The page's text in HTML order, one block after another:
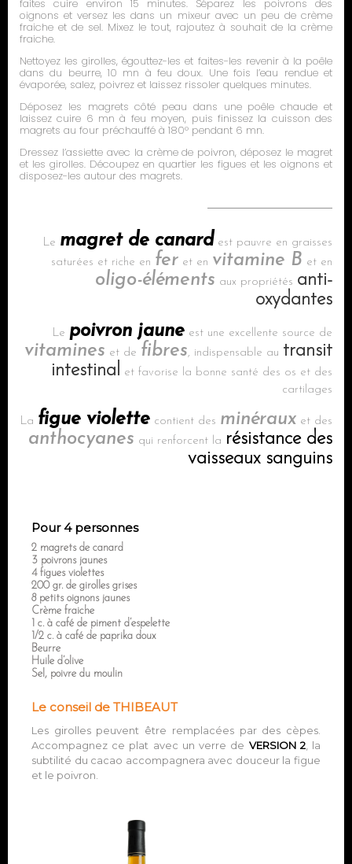
faites cuire environ 15 minutes. Séparez les poivrons des
oignons et versez les dans un mixeur avec un peu de crème
fraiche et de sel. Mixez le tout, rajoutez à souhait de la crème
fraiche.
Nettoyez les girolles, égouttez-les et faites-les revenir à la poêle
dans du beurre, 10 mn à feu doux. Une fois l’eau rendue et
évaporée, salez, poivrez et laissez rissoler quelques minutes.
Déposez les magrets côté peau dans une poêle chaude et
laissez cuire 6 mn à feu moyen, puis finissez la cuisson des
magrets au four préchauffé à 180° pendant 6 mn.
Dressez l’assiette avec la crème de poivron, déposez le magret
et les girolles. Découpez en quartier les figues et les oignons et
disposez-les autour des magrets.
Le magret de canard est pauvre en graisses
saturées et riche en fer et en vitamine B et en
oligo-éléments aux propriétés anti-
oxydantes
Le poivron jaune est une excellente source de
vitamines et de fibres, indispensable au transit
intestinal et favorise la bonne santé des os et des
cartilages
La figue violette contient des minéraux et des
anthocyanes qui renforcent la résistance des
vaisseaux sanguins
Pour 4 personnes
2 magrets de canard
3 poivrons jaunes
4 figues violettes
200 gr. de girolles grises
8 petits oignons jaunes
Crème fraiche
1 c. à café de piment d’espelette
1/2 c. à café de paprika doux
Beurre
Huile d’olive
Sel, poivre du moulin
Le conseil de THIBEAUT
Les girolles peuvent être remplacées par des cèpes.
Accompagnez ce plat avec un verre de VERSION 2, la
subtilité du cacao accompagnera avec douceur la figue
et le poivron.